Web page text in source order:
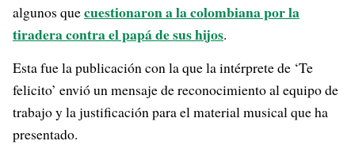
algunos quecuestionaron a la colombiana por la
tiradera contra el papá de sus hijos.
Esta fue la publicación con la que la intérprete de ‘Te
felicito’ envió un mensaje de reconocimiento al equipo de
trabajo y la justificación para el material musical que ha
presentado.